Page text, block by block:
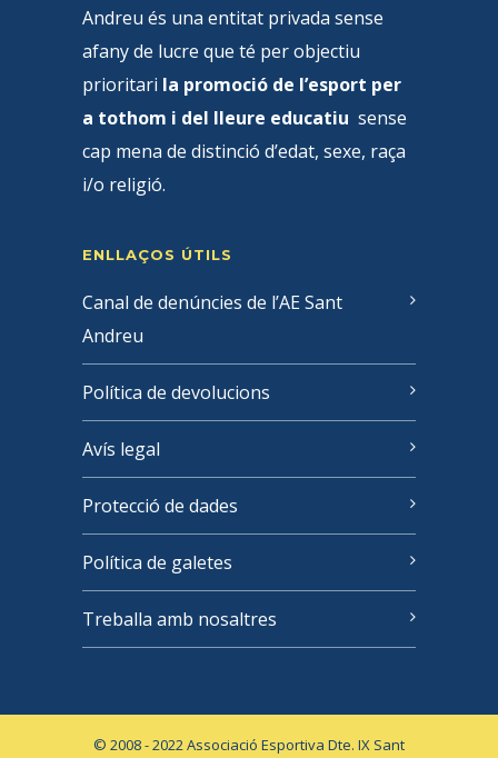
Andreu és una entitat privada sense
afany de lucre que té per objectiu
prioritari la promoció de l’esport per
a tothom i del lleure educatiu sense
cap mena de distinció d’edat, sexe, raça
i/o religió.
ENLLAÇOS ÚTILS
Canal de denúncies de l’AE Sant
Andreu
Política de devolucions
Avís legal
Protecció de dades
Política de galetes
Treballa amb nosaltres
© 2008 - 2022 Associació Esportiva Dte. IX Sant